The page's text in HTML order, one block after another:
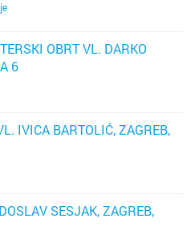
OBRT VL. DARKO
6
IVICA BARTOLIĆ, ZAGREB,
SESJAK, ZAGREB,